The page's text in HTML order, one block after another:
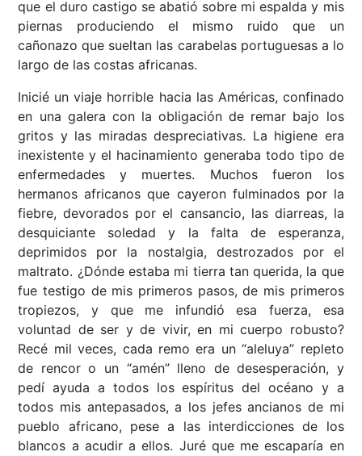
que el duro castigo se abatió sobre mi espalda y mis
piernas produciendo el mismo ruido que un
cañonazo que sueltan las carabelas portuguesas a lo
largo de las costas africanas.
Inicié un viaje horrible hacia las Américas, confinado
en una galera con la obligación de remar bajo los
gritos y las miradas despreciativas. La higiene era
inexistente y el hacinamiento generaba todo tipo de
enfermedades y muertes. Muchos fueron los
hermanos africanos que cayeron fulminados por la
fiebre, devorados por el cansancio, las diarreas, la
desquiciante soledad y la falta de esperanza,
deprimidos por la nostalgia, destrozados por el
maltrato. ¿Dónde estaba mi tierra tan querida, la que
fue testigo de mis primeros pasos, de mis primeros
tropiezos, y que me infundió esa fuerza, esa
voluntad de ser y de vivir, en mi cuerpo robusto?
Recé mil veces, cada remo era un “aleluya” repleto
de rencor o un “amén” lleno de desesperación, y
pedí ayuda a todos los espíritus del océano y a
todos mis antepasados, a los jefes ancianos de mi
pueblo africano, pese a las interdicciones de los
blancos a acudir a ellos. Juré que me escaparía en